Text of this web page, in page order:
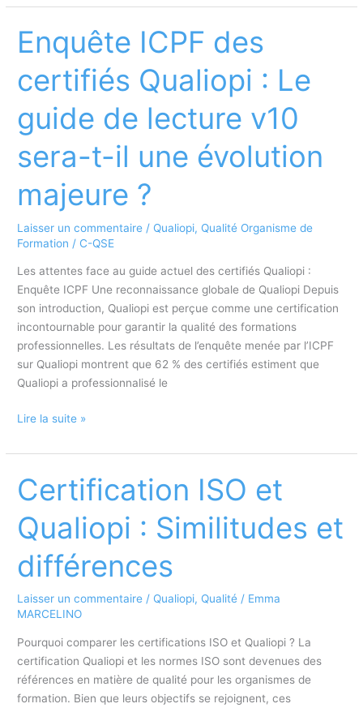
est
par
organismes
formation
certifiés,
y
les
formateurs
indépendants
?
Enquête ICPF des
certifiés Qualiopi : Le
guide de lecture v10
sera-t-il une évolution
majeure ?
Laisser un commentaire / Qualiopi, Qualité Organisme de
Formation / C-QSE
Les attentes face au guide actuel des certifiés Qualiopi :
Enquête ICPF Une reconnaissance globale de Qualiopi Depuis
son introduction, Qualiopi est perçue comme une certification
incontournable pour garantir la qualité des formations
professionnelles. Les résultats de l’enquête menée par l’ICPF
sur Qualiopi montrent que 62 % des certifiés estiment que
Qualiopi a professionnalisé le
Enquête
des
Qualiopi
Le
de
v10
t-
il
une
évolution
Lire la suite »
Certification ISO et
Qualiopi : Similitudes et
différences
Laisser un commentaire / Qualiopi, Qualité / Emma
MARCELINO
Pourquoi comparer les certifications ISO et Qualiopi ? La
certification Qualiopi et les normes ISO sont devenues des
références en matière de qualité pour les organismes de
formation. Bien que leurs objectifs se rejoignent, ces